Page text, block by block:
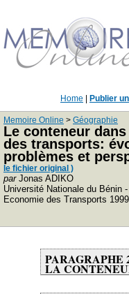
Home Publier
Memoire Online > Géographie
Le conteneur
des transports:
problèmes et
le fichier original )
parJonas ADIKO
Université Nationale du Bénin
Economie des Transports 1999
PARAGRAPHE
LA